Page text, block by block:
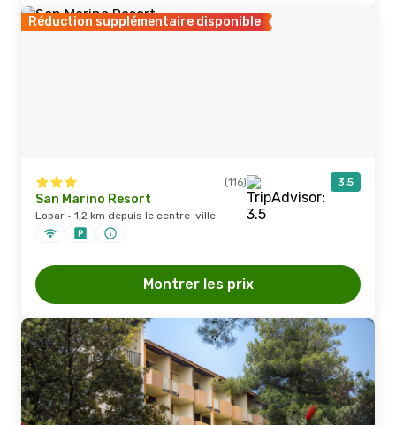
Réduction supplémentaire disponible
(116) 3,5
San Marino Resort
Lopar · 1,2 km depuis le centre-ville
Montrer les prix